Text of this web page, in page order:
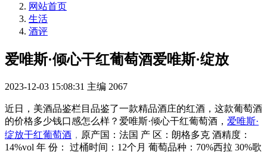
网站首页
生活
酒评
爱唯斯·倾心干红葡萄酒爱唯斯·绽放
2023-12-03 15:08:31 主编 2067
近日，美酒品鉴栏目品鉴了一款精品酒庄的红酒，这款葡萄酒
的价格多少钱口感怎么样？爱唯斯·倾心干红葡萄酒， 爱唯斯·
绽放干红葡萄酒 ， 原产国：法国 产 区：朗格多克 酒精度：
14%vol 年 份： 过桶时间：12个月 葡萄品种：70%西拉 30%歌